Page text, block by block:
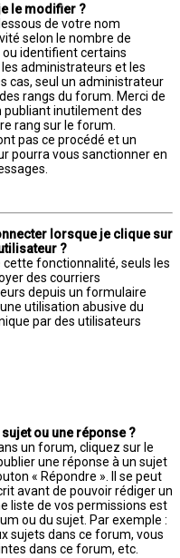
le modifier ?
de votre nom
selon le nombre de
identifient certains
administrateurs et les
cas, seul un administrateur
rangs du forum. Merci de
publiant inutilement des
rang sur le forum.
pas ce procédé et un
pourra vous sanctionner en
lorsque je clique sur
?
fonctionnalité, seuls les
des courriers
depuis un formulaire
utilisation abusive du
par des utilisateurs
ou une réponse ?
un forum, cliquez sur le
une réponse à un sujet
« Répondre ». Il se peut
avant de pouvoir rédiger un
liste de vos permissions est
ou du sujet. Par exemple :
sujets dans ce forum, vous
dans ce forum, etc.